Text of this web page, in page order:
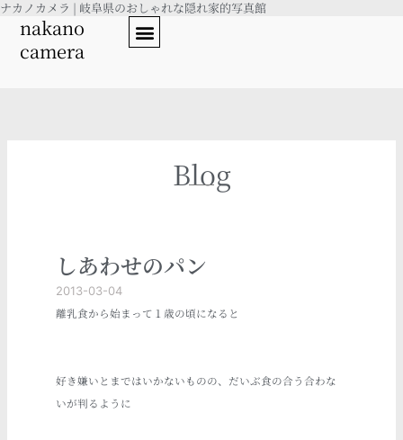
内
ナカノカメラ | 岐阜県のおしゃれな隠れ家的写真館
nakano
camera
Blog
しあわせのパン
2013-03-04
離乳食から始まって１歳の頃になると
好き嫌いとまではいかないものの、だいぶ食の合う合わな
いが判るように